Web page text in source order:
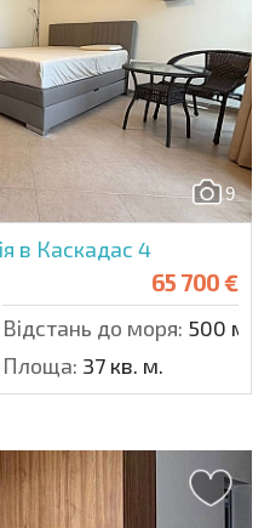
9
в Каскадас 4
65 700 €
Відстань до моря: 500 м.
Площа: 37 кв. м.